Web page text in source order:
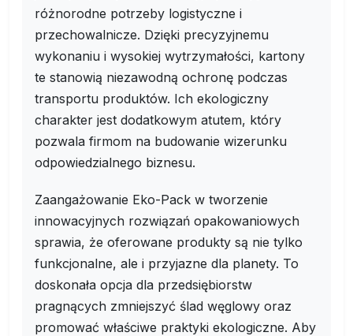
różnorodne potrzeby logistyczne i
przechowalnicze. Dzięki precyzyjnemu
wykonaniu i wysokiej wytrzymałości, kartony
te stanowią niezawodną ochronę podczas
transportu produktów. Ich ekologiczny
charakter jest dodatkowym atutem, który
pozwala firmom na budowanie wizerunku
odpowiedzialnego biznesu.
Zaangażowanie Eko-Pack w tworzenie
innowacyjnych rozwiązań opakowaniowych
sprawia, że oferowane produkty są nie tylko
funkcjonalne, ale i przyjazne dla planety. To
doskonała opcja dla przedsiębiorstw
pragnących zmniejszyć ślad węglowy oraz
promować właściwe praktyki ekologiczne. Aby